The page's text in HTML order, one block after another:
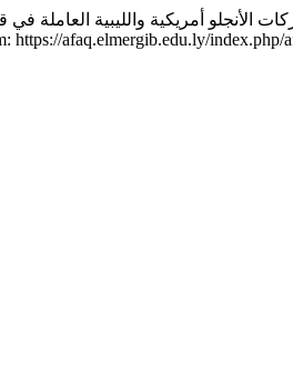
أمريكية والليبية العاملة في
https://afaq.elmergib.edu.ly/index.php/